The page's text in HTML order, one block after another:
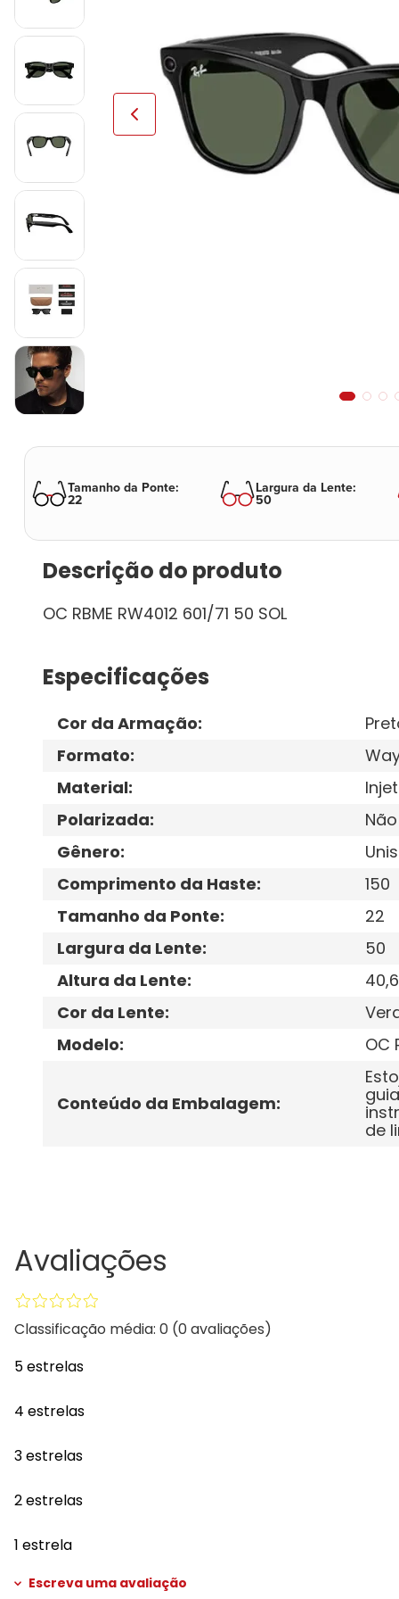
Tamanho da Ponte:
22
Largura da Lente:
50
Descrição do produto
OC RBME RW4012 601/71 50 SOL
Especificações
Cor da Armação:
Formato:
Material:
Polarizada:
Não
Gênero:
Comprimento da Haste:
150
Tamanho da Ponte:
22
Largura da Lente:
50
Altura da Lente:
40,6
Cor da Lente:
Modelo: OC
Conteúdo da Embalagem:
de
Avaliações
Classificação média: 0 (0 avaliações)
5 estrelas
4 estrelas
3 estrelas
2 estrelas
1 estrela
Escreva uma avaliação